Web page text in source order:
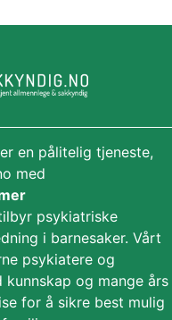
en pålitelig tjeneste,
med
psykiatriske
i barnesaker. Vårt
psykiatere og
og mange års
for å sikre best mulig
bruker vi
kan begrense